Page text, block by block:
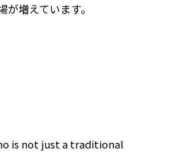
増えています。
is not just a traditional